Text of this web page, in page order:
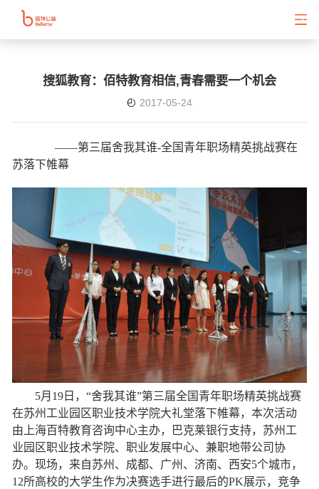
搜狐教育：佰特教育相信,青春需要一个机会
2017-05-24
——第三届舍我其谁-全国青年职场精英挑战赛在
苏落下帷幕
5月19日，“舍我其谁”第三届全国青年职场精英挑战赛
在苏州工业园区职业技术学院大礼堂落下帷幕，本次活动
由上海百特教育咨询中心主办，巴克莱银行支持，苏州工
业园区职业技术学院、职业发展中心、兼职地带公司协
办。现场，来自苏州、成都、广州、济南、西安5个城市，
12所高校的大学生作为决赛选手进行最后的PK展示，竞争